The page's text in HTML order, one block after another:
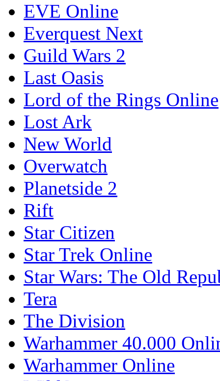
EVE Online
Everquest Next
Guild Wars 2
Last Oasis
Lord of the Rings Online
Lost Ark
New World
Overwatch
Planetside 2
Rift
Star Citizen
Star Trek Online
Star Wars: The Old
Tera
The Division
Warhammer 40.000
Warhammer Online